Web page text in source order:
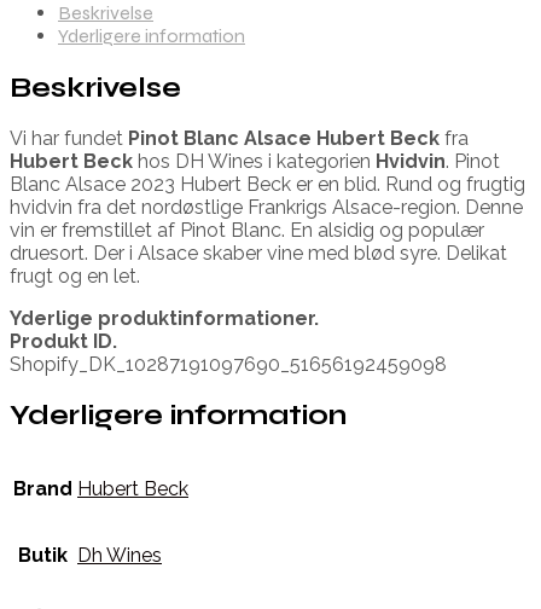
Beskrivelse
Yderligere information
Beskrivelse
Vi har fundet Pinot Blanc Alsace Hubert Beck fra
Hubert Beck hos DH Wines i kategorien Hvidvin. Pinot
Blanc Alsace 2023 Hubert Beck er en blid. Rund og frugtig
hvidvin fra det nordøstlige Frankrigs Alsace-region. Denne
vin er fremstillet af Pinot Blanc. En alsidig og populær
druesort. Der i Alsace skaber vine med blød syre. Delikat
frugt og en let.
Yderlige produktinformationer.
Produkt ID.
Shopify_DK_10287191097690_51656192459098
Yderligere information
Brand Hubert Beck
Butik Dh Wines